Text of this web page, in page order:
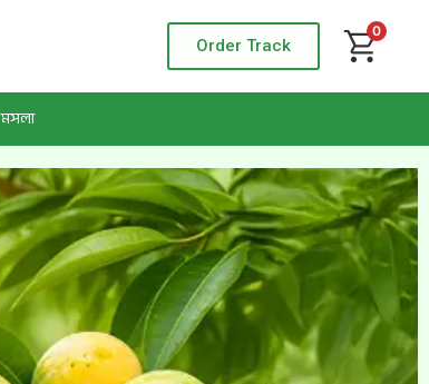
Order Track
0
মসলা